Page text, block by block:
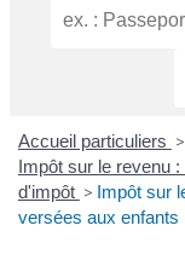
Accueil particuliers >
Impôt sur le revenu
d'impôt > Impôt sur
versées aux enfants